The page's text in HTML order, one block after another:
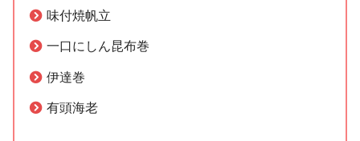
味付焼帆立
一口にしん昆布巻
伊達巻
有頭海老